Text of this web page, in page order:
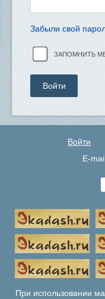
Забыли свой
ЗАПОМНИТЬ
Войти
E-
При использовании